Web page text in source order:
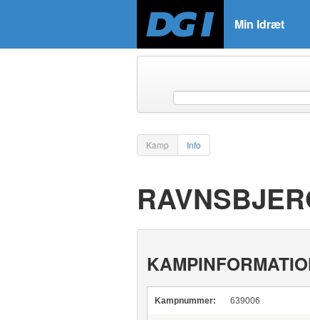
Min Idræt
Kamp Info
Kampnummer: 639006